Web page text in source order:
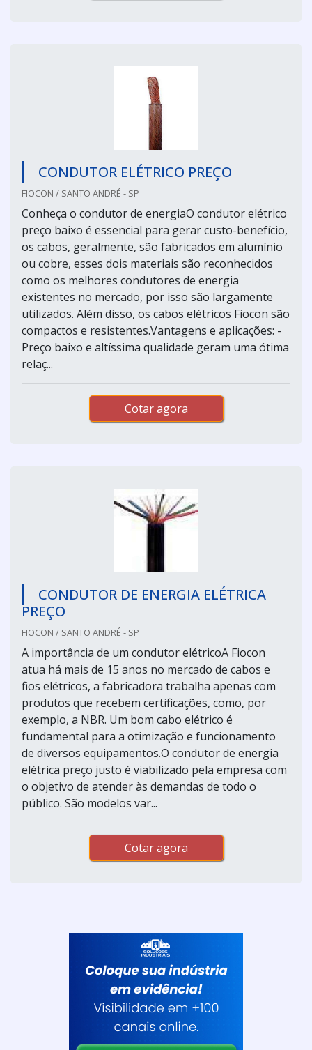
CONDUTOR ELÉTRICO PREÇO
FIOCON / SANTO ANDRÉ - SP
Conheça o condutor de energiaO condutor elétrico
preço baixo é essencial para gerar custo-benefício,
os cabos, geralmente, são fabricados em alumínio
ou cobre, esses dois materiais são reconhecidos
como os melhores condutores de energia
existentes no mercado, por isso são largamente
utilizados. Além disso, os cabos elétricos Fiocon são
compactos e resistentes.Vantagens e aplicações: -
Preço baixo e altíssima qualidade geram uma ótima
relaç...
Cotar agora
CONDUTOR DE ENERGIA ELÉTRICA
PREÇO
FIOCON / SANTO ANDRÉ - SP
A importância de um condutor elétricoA Fiocon
atua há mais de 15 anos no mercado de cabos e
fios elétricos, a fabricadora trabalha apenas com
produtos que recebem certificações, como, por
exemplo, a NBR. Um bom cabo elétrico é
fundamental para a otimização e funcionamento
de diversos equipamentos.O condutor de energia
elétrica preço justo é viabilizado pela empresa com
o objetivo de atender às demandas de todo o
público. São modelos var...
Cotar agora